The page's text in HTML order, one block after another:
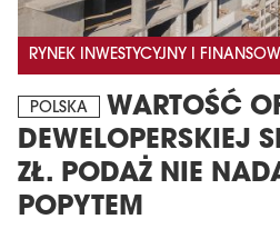
RYNEK INWESTYCYJNY I
POLSKA
WARTOŚĆ
DEWELOPERSKIEJ
ZŁ. PODAŻ NIE
POPYTEM